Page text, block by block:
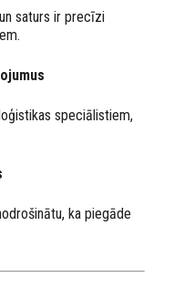
saturs ir precīzi
speciālistiem,
ka piegāde